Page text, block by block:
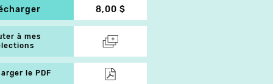
8,00 $
à mes
le PDF